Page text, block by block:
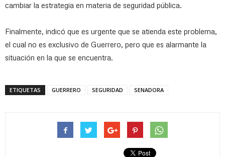
cambiar la estrategia en materia de seguridad pública.
Finalmente, indicó que es urgente que se atienda este problema,
el cual no es exclusivo de Guerrero, pero que es alarmante la
situación en la que se encuentra.
ETIQUETAS GUERRERO SEGURIDAD SENADORA